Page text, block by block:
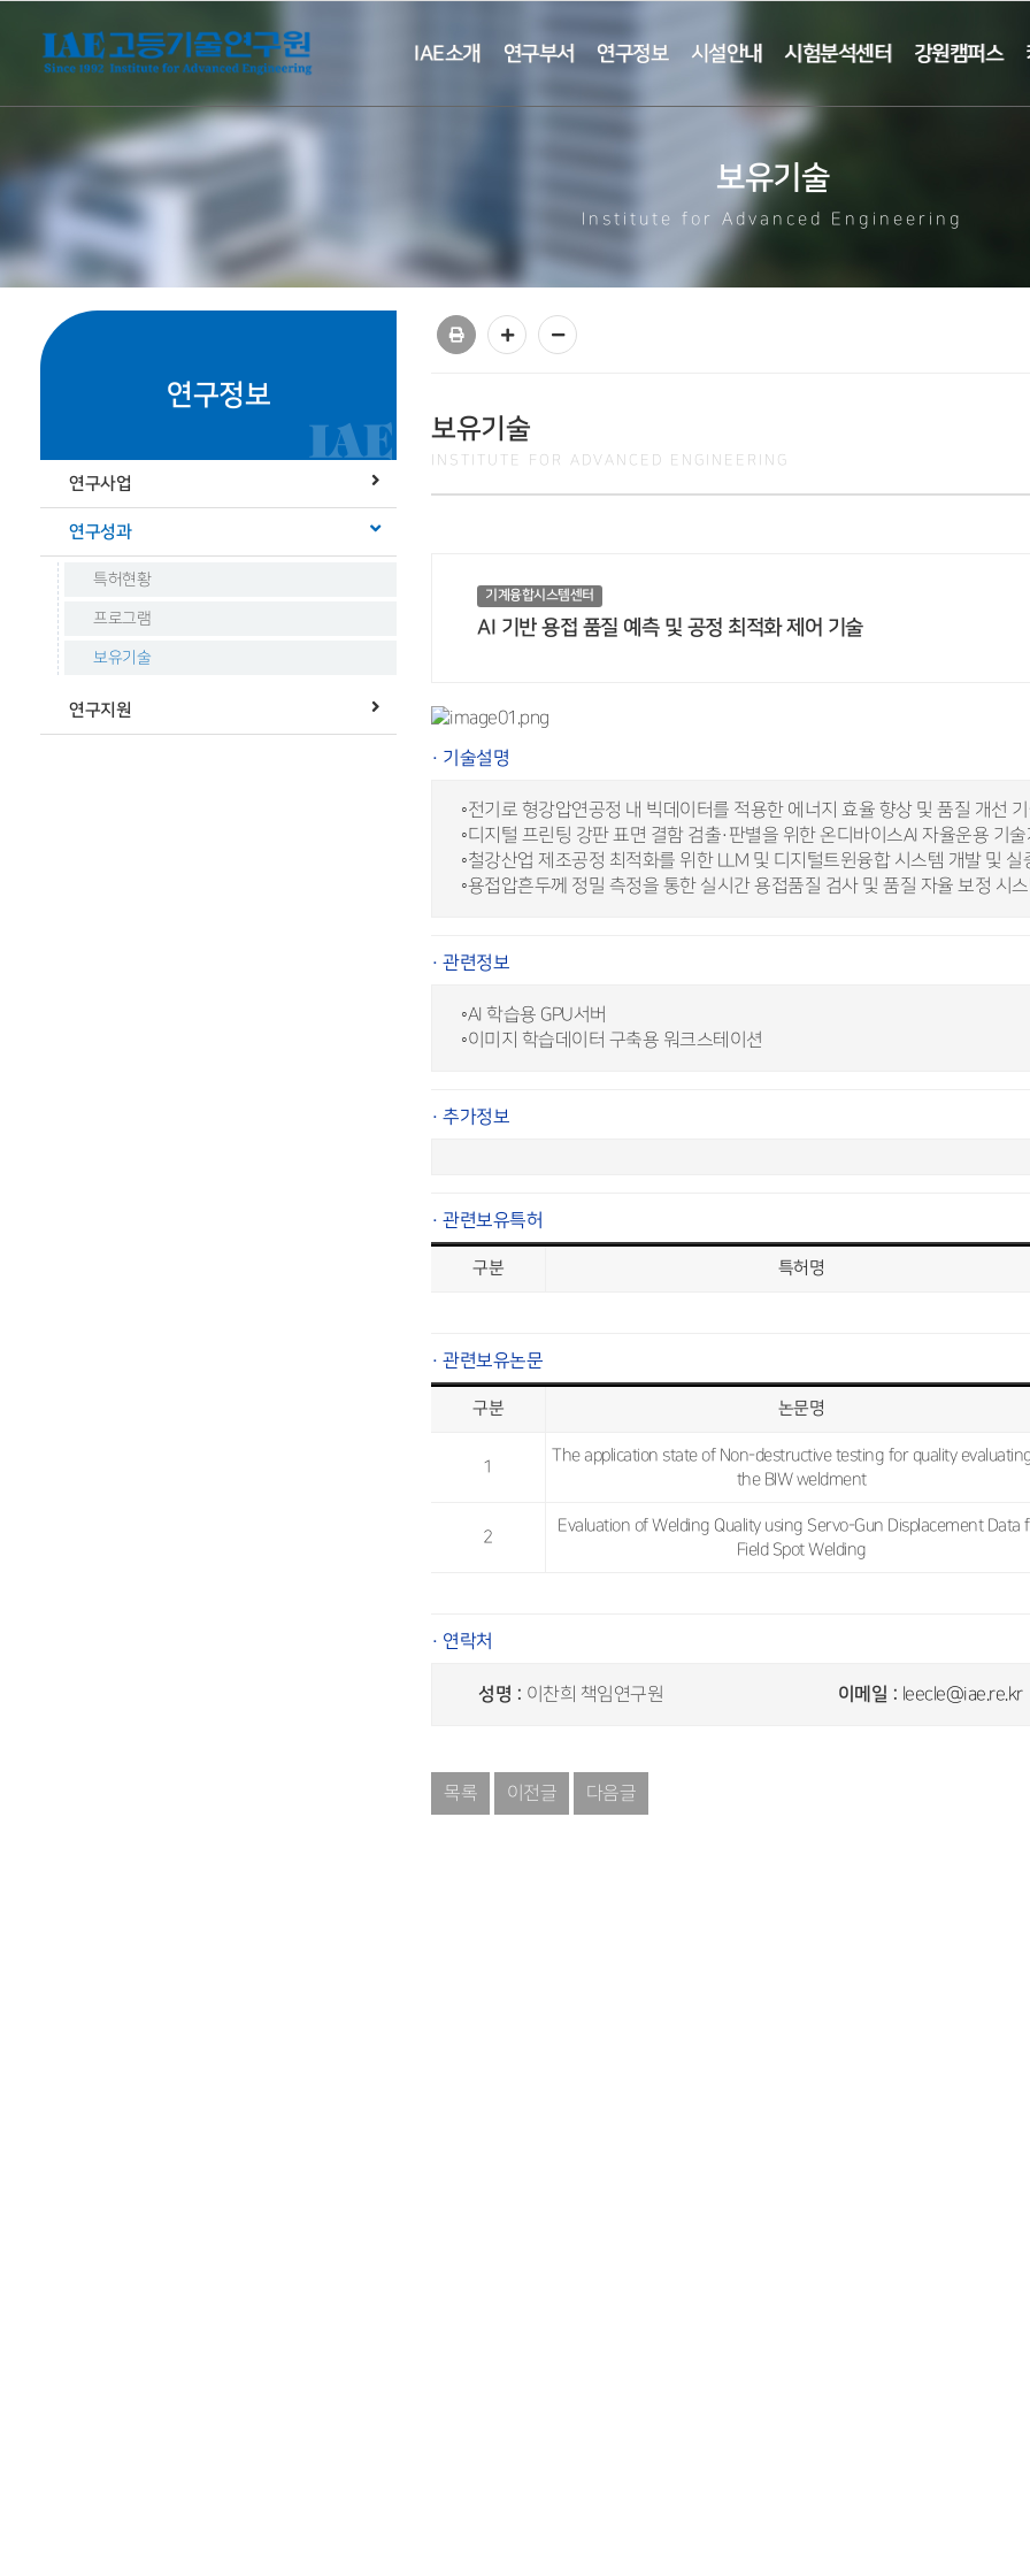
IAE소개 연구부서 연구정보 시설안내 시험분석센터 강원캠퍼스
보유기술
Institute for Advanced Engineering
연구정보
연구사업
연구성과
특허현황
프로그램
보유기술
연구지원
보유기술
INSTITUTE FOR ADVANCED ENGINEERING
기계융합시스템센터
AI 기반 용접 품질 예측 및 공정 최적화 제어 기술
· 기술설명
◦전기로 형강압연공정 내 빅데이터를 적용한 에너지 효율 향상 및 품질 개선
◦디지털 프린팅 강판 표면 결함 검출·판별을 위한 온디바이스AI 자율운용 기
◦철강산업 제조공정 최적화를 위한 LLM 및 디지털트윈융합 시스템 개발 및 실
◦용접압흔두께 정밀 측정을 통한 실시간 용접품질 검사 및 품질 자율 보정 시
· 관련정보
◦AI 학습용 GPU서버
◦이미지 학습데이터 구축용 워크스테이션
· 추가정보
· 관련보유특허
구분 특허명
· 관련보유논문
구분 논문명
1
The application state of Non-destructive testing for quality
the BIW weldment
2
Evaluation of Welding Quality using Servo-Gun Displacement Data
Field Spot Welding
· 연락처
성명 : 이찬희 책임연구원 이메일 : leecle@iae.re.kr
목록 이전글 다음글